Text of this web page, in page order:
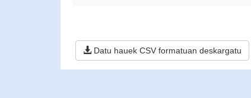
Datu hauek CSV formatuan deskargatu